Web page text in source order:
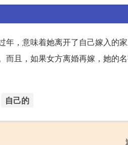
，意味着她离开了自己嫁入的
且，如果女方离婚再嫁，她的
自己的